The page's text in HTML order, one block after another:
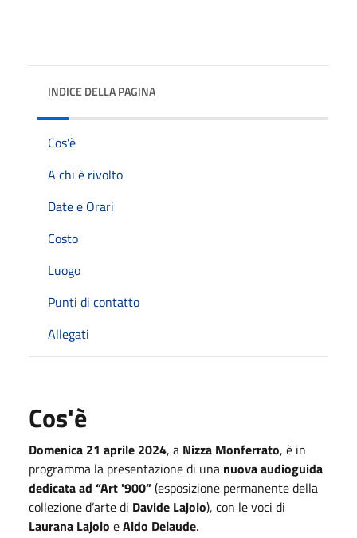
INDICE DELLA PAGINA
Cos'è
A chi è rivolto
Date e Orari
Costo
Luogo
Punti di contatto
Allegati
Cos'è
Domenica 21 aprile 2024, a Nizza Monferrato, è in
programma la presentazione di una nuova audioguida
dedicata ad “Art '900”(esposizione permanente della
collezione d’arte di Davide Lajolo), con le voci di
Laurana Lajolo eAldo Delaude.